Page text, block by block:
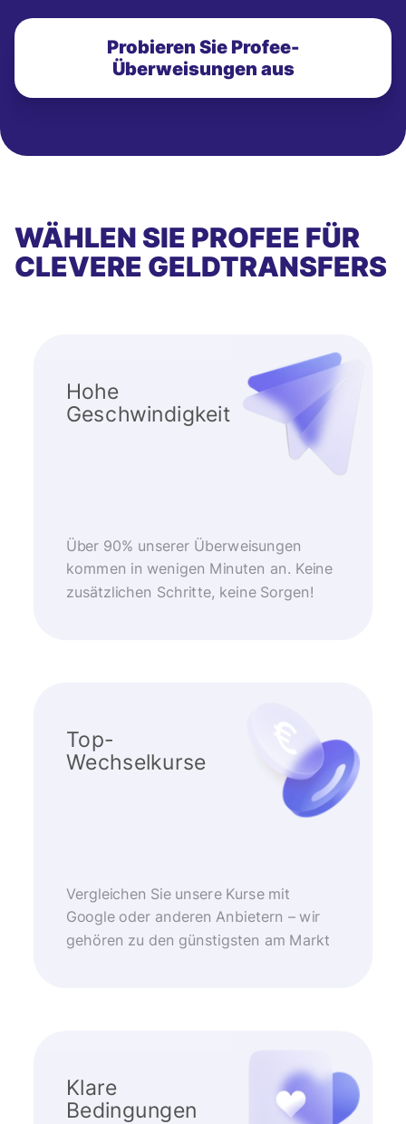
Probieren Sie Profee-
Überweisungen aus
WÄHLEN SIE PROFEE FÜR
CLEVERE GELDTRANSFERS
Hohe
Geschwindigkeit
Über 90% unserer Überweisungen
kommen in wenigen Minuten an. Keine
zusätzlichen Schritte, keine Sorgen!
Top-
Wechselkurse
Vergleichen Sie unsere Kurse mit
Google oder anderen Anbietern – wir
gehören zu den günstigsten am Markt
Klare
Bedingungen